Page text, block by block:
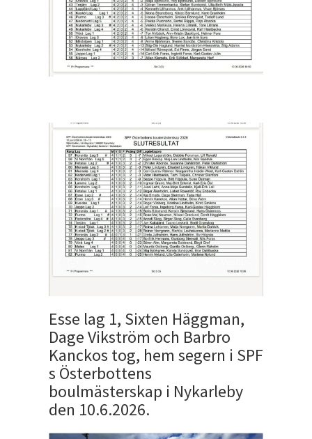
Esse lag 1, Sixten Häggman,
Dage Vikström och Barbro
Kanckos tog, hem segern i SPF
s Österbottens
boulmästerskap i Nykarleby
den 10.6.2026.